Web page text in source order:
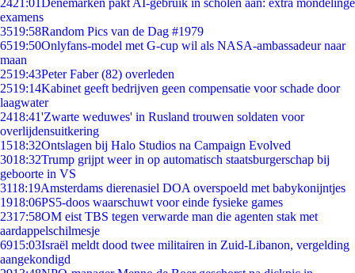
2421:01Denemarken pakt AI-gebruik in scholen aan: extra mondelinge
examens
3519:58Random Pics van de Dag #1979
6519:50Onlyfans-model met G-cup wil als NASA-ambassadeur naar
maan
2519:43Peter Faber (82) overleden
2519:14Kabinet geeft bedrijven geen compensatie voor schade door
laagwater
2418:41'Zwarte weduwes' in Rusland trouwen soldaten voor
overlijdensuitkering
1518:32Ontslagen bij Halo Studios na Campaign Evolved
3018:32Trump grijpt weer in op automatisch staatsburgerschap bij
geboorte in VS
3118:19Amsterdams dierenasiel DOA overspoeld met babykonijntjes
1918:06PS5-doos waarschuwt voor einde fysieke games
2317:58OM eist TBS tegen verwarde man die agenten stak met
aardappelschilmesje
6915:03Israël meldt dood twee militairen in Zuid-Libanon, vergelding
aangekondigd